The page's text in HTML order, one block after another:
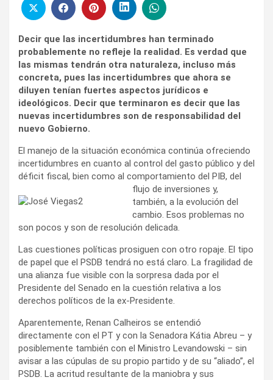
Decir que las incertidumbres han terminado
probablemente no refleje la realidad. Es verdad que
las mismas tendrán otra naturaleza, incluso más
concreta, pues las incertidumbres que ahora se
diluyen tenían fuertes aspectos jurídicos e
ideológicos. Decir que terminaron es decir que las
nuevas incertidumbres son de responsabilidad del
nuevo Gobierno.
El manejo de la situación económica continúa ofreciendo
incertidumbres en cuanto al control del gasto público y del
déficit fiscal, bien como al comportamiento del PIB, del
flujo de inversiones y,
también, a la evolución del
cambio. Esos problemas no
son pocos y son de resolución delicada.
Las cuestiones políticas prosiguen con otro ropaje. El tipo
de papel que el PSDB tendrá no está claro. La fragilidad de
una alianza fue visible con la sorpresa dada por el
Presidente del Senado en la cuestión relativa a los
derechos políticos de la ex-Presidente.
Aparentemente, Renan Calheiros se entendió
directamente con el PT y con la Senadora Kátia Abreu – y
posiblemente también con el Ministro Levandowski – sin
avisar a las cúpulas de su propio partido y de su “aliado”, el
PSDB. La acritud resultante de la maniobra y sus